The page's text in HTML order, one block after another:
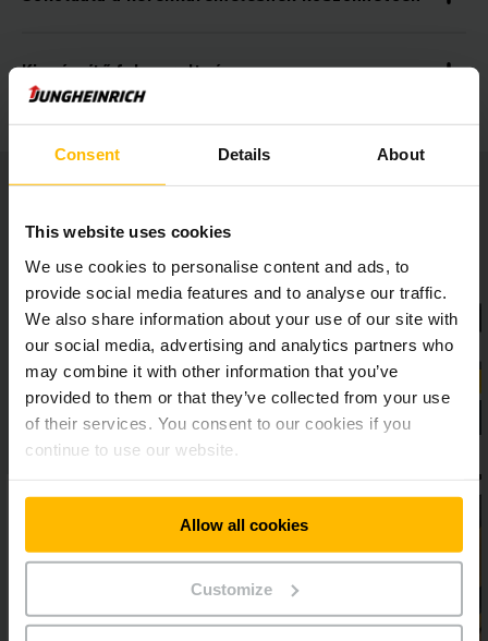
Consent Details About
This website uses cookies
We use cookies to personalise content and ads, to
provide social media features and to analyse our traffic.
We also share information about your use of our site with
our social media, advertising and analytics partners who
may combine it with other information that you’ve
provided to them or that they’ve collected from your use
of their services. You consent to our cookies if you
continue to use our website.
Allow all cookies
Customize
Kiegészítő felszereltség